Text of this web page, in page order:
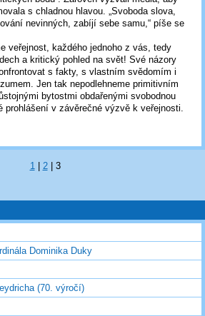
s chladnou hlavou. „Svoboda slova,
nevinných, zabíjí sebe samu,“ píše se
veřejnost, každého jednoho z vás, tedy
a kritický pohled na svět! Své názory
s fakty, s vlastním svědomím i
Jen tak nepodlehneme primitivním
bytostmi obdařenými svobodnou
prohlášení v závěrečné výzvě k veřejnosti.
1 2 3
Dominika Duky
(70. výročí)